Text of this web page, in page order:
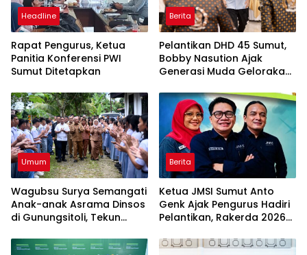
Headline
Rapat Pengurus, Ketua
Panitia Konferensi PWI
Sumut Ditetapkan
Berita
Pelantikan DHD 45 Sumut,
Bobby Nasution Ajak
Generasi Muda Gelorakan
Umum
Wagubsu Surya Semangati
Anak-anak Asrama Dinsos
di Gunungsitoli, Tekun
Berita
Ketua JMSI Sumut Anto
Genk Ajak Pengurus Hadiri
Pelantikan, Rakerda 2026